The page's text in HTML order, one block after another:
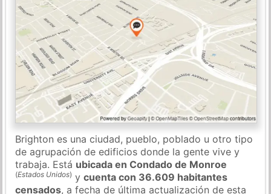
Brighton es una ciudad, pueblo, poblado u otro tipo
de agrupación de edificios donde la gente vive y
trabaja. Está ubicada en Condado de Monroe
(Estados Unidos) ycuenta con 36.609 habitantes
censados, a fecha de última actualización de esta